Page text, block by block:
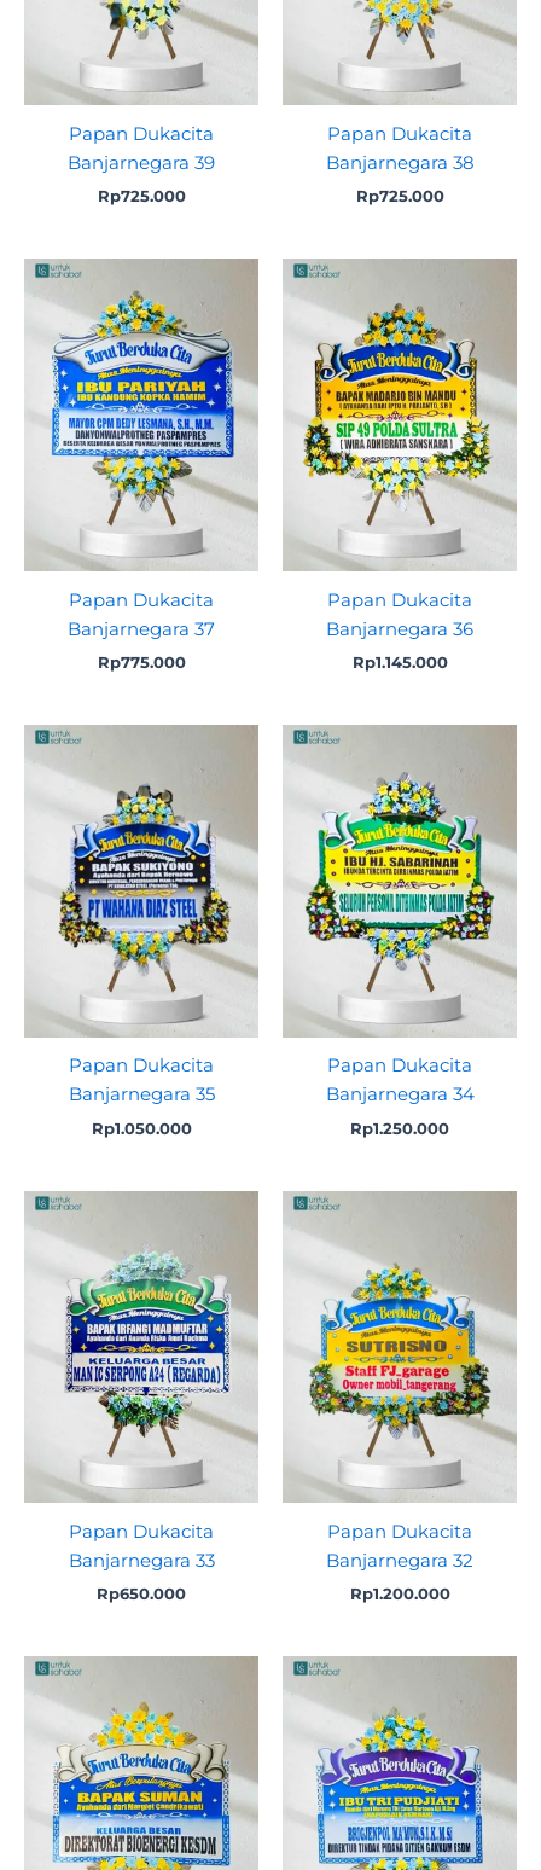
Papan Dukacita
Banjarnegara 39
Rp725.000
Papan Dukacita
Banjarnegara 38
Rp725.000
Papan Dukacita
Banjarnegara 37
Rp775.000
Papan Dukacita
Banjarnegara 36
Rp1.145.000
Papan Dukacita
Banjarnegara 35
Rp1.050.000
Papan Dukacita
Banjarnegara 34
Rp1.250.000
Papan Dukacita
Banjarnegara 33
Rp650.000
Papan Dukacita
Banjarnegara 32
Rp1.200.000